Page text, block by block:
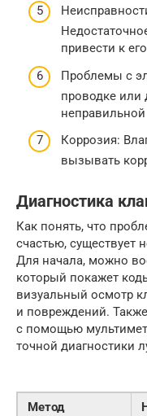
привести к
Проблемы с
проводке или
неправильной
Коррозия:
вызывать
Диагностика
Как понять, что
счастью, существует
Для начала, можно
который покажет
визуальный осмотр
и повреждений.
с помощью
точной диагностики
Метод